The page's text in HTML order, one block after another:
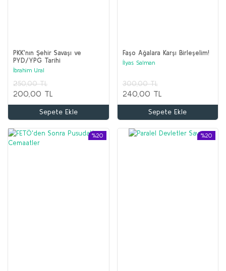
PKK'nın Şehir Savaşı ve
PYD/YPG Tarihi
İbrahim Ural
250,00 TL
200,00 TL
Sepete Ekle
Faşo Ağalara Karşı Birleşelim!
İlyas Salman
300,00 TL
240,00 TL
Sepete Ekle
%20 %20